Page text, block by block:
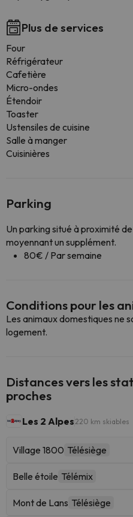
Plus de services
Four
Réfrigérateur
Cafetière
Micro-ondes
Étendoir
Toaster
Ustensiles de cuisine
Salle à manger
Cuisinières
Parking
Un parking situé à proximité
moyennant un supplément.
80€ / Par semaine
Conditions pour les
Les animaux domestiques ne
logement.
Distances vers les
proches
Les 2 Alpes 220 km skiables
Village 1800 Télésiège
Belle étoile Télémix
Mont de Lans Télésiège